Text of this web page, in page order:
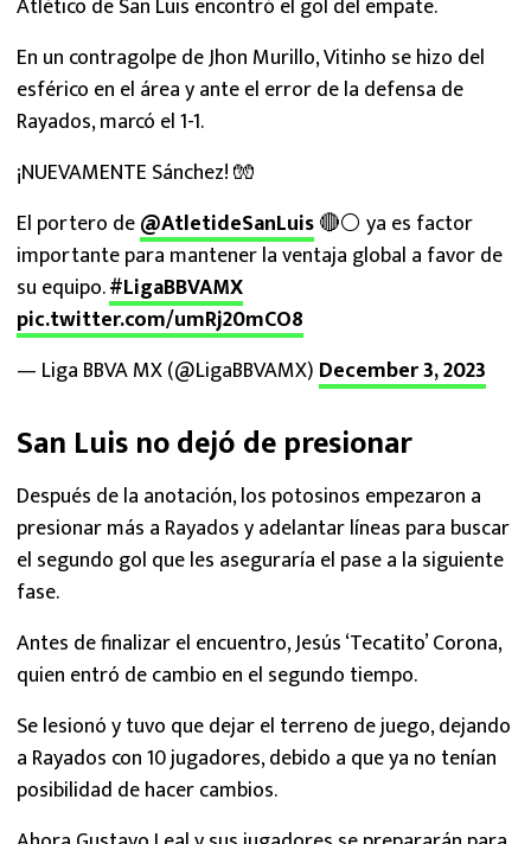
En un contragolpe de Jhon Murillo, Vitinho se hizo del
esférico en el área y ante el error de la defensa de
Rayados, marcó el 1-1.
¡NUEVAMENTE Sánchez! 🧤
El portero de@AtletideSanLuis🔴⚪ ya es factor
importante para mantener la ventaja global a favor de
su equipo.#LigaBBVAMX
pic.twitter.com/umRj20mCO8
— Liga BBVA MX (@LigaBBVAMX) December 3, 2023
San Luis no dejó de presionar
Después de la anotación, los potosinos empezaron a
presionar más a Rayados y adelantar líneas para buscar
el segundo gol que les aseguraría el pase a la siguiente
fase.
Antes de finalizar el encuentro, Jesús ‘Tecatito’ Corona,
quien entró de cambio en el segundo tiempo.
Se lesionó y tuvo que dejar el terreno de juego, dejando
a Rayados con 10 jugadores, debido a que ya no tenían
posibilidad de hacer cambios.